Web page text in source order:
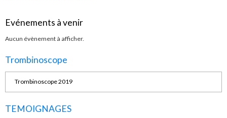
Evénements à venir
Aucun évènement à afficher.
Trombinoscope
Trombinoscope 2019
TEMOIGNAGES